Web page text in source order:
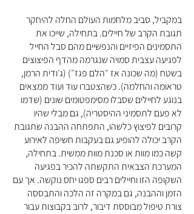
במקביל, סביב מלחמות העולם החלה להיחקר
תגובת הקרב של חיילים. בתחילה, שייכו את
התסמינים הפיזיים והנפשיים מהם סבל החייל
לפגיעה עצבית סמויה שנגרמה מהדף הפיצוצים
בשטח (מה שכונה אז ״הלם פגז״) (ג׳ודית הרמן,
טראומה והחלמה). כשהצטברו עוד ועוד ממצאים
בנוגע לחיילים שסבלו מסימפטומים שונים (שדמו
לא פעם לתסמיני ההיסטריה), גם מבלי שהיו
קרובים לפיצוץ כלשהו, התפתחה ההבנה שתגובת
הקרב יכולה להופיע גם בעקבות חשיפה לאירוע
קשה כמו מוות או סכנת מוות ממשית. בתחילה,
המערכת הצבאית התקשתה להכיר בפגיעה
השקופה הזו וחיילים רבים ספגו יחס נוקשה. אך עם
הזמן וההבנה, גם במקרה זה הלכה והתבססה
צורת טיפול מבוססת דיבור, לרוב בקבוצות עבור